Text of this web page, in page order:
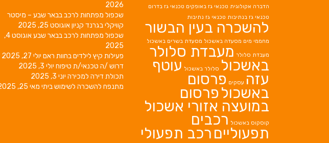
2026
שכפול מפתחות לרכב בבאר שבע – מיסטר
קוויקלי בגרנד קניוןאוגוסט 25, 2025
שכפול מפתחות לרכב בבאר שבע
אוגוסט 4,
2025
פעילות קיץ לילדים בחוות ראם יולי 27, 2025
דרוש /ה טכנאי/ת טיפוח יולי 3, 2025
תכולת דירה למכירה יוני 3, 2025
מתנפח להשכרה לשימוש ביתי מאי 25, 2025
הדברה אקולוגית טכנאי גז באופקים טכנאי גז בדרום
טכנאי גז בנתיבות טכנאי גז נתיבות
להשכרה בעין הבשור
מחממי מים מסעדה באשכול מסעדת בשרים באשכול
מעבדת סלולר מעבדת סלולר
באשכול סלולר באשכול עוטף
עזה עסקים פרסום
באשכול פרסום
במועצה אזורי אשכול
קוסקוס באשכול רכבים
תפעוליים רכב תפעולי